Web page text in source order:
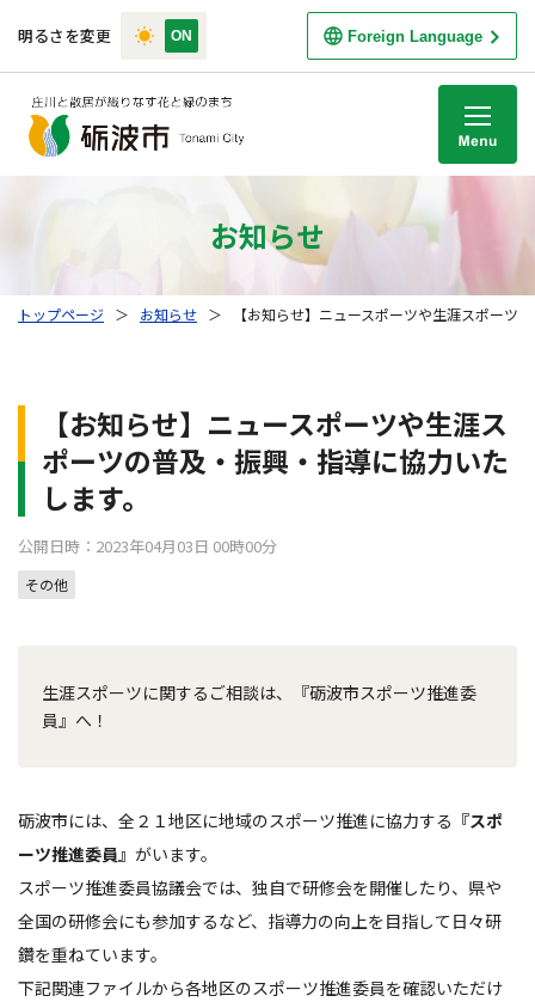
明るさを変更 Foreign Language
お知らせ
トップページ ＞ お知らせ ＞ 【お知らせ】ニュースポーツや生涯スポーツ
【お知らせ】ニュースポーツや生涯ス
ポーツの普及・振興・指導に協力いた
します。
公開日時：2023年04月03日 00時00分
その他
生涯スポーツに関するご相談は、『砺波市スポーツ推進委
員』へ！
砺波市には、全２１地区に地域のスポーツ推進に協力する 『スポ
ーツ推進委員』 がいます。
スポーツ推進委員協議会では、独自で研修会を開催したり、県や
全国の研修会にも参加するなど、指導力の向上を目指して日々研
鑽を重ねています。
下記関連ファイルから各地区のスポーツ推進委員を確認いただけ